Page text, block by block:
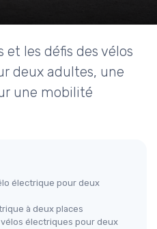
et les défis des vélos
deux adultes, une
une mobilité
électrique pour deux
à deux places
électriques pour deux